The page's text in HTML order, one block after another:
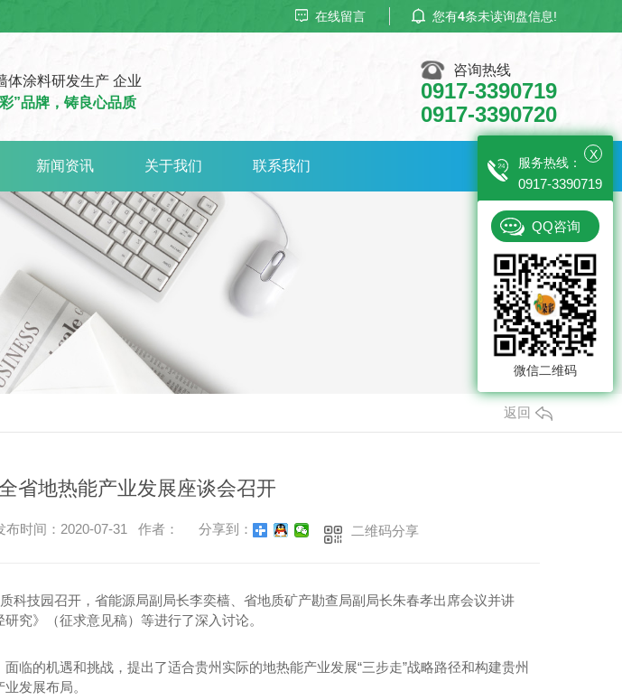
在线留言 您有4条未读询盘信息!
体涂料研发生产 企业
”品牌，铸良心品质
咨询热线
0917-3390719
0917-3390720
新闻资讯 关于我们 联系我们
返回
省地热能产业发展座谈会召开
时间：2020-07-31 作者： 分享到： 二维码分享
科技园召开，省能源局副局长李奕樯、省地质矿产勘查局副局长朱春孝出席会议并讲
究》（征求意见稿）等进行了深入讨论。
临的机遇和挑战，提出了适合贵州实际的地热能产业发展“三步走”战略路径和构建贵州
发展布局。
X
服务热线：
0917-3390719
QQ咨询
微信二维码